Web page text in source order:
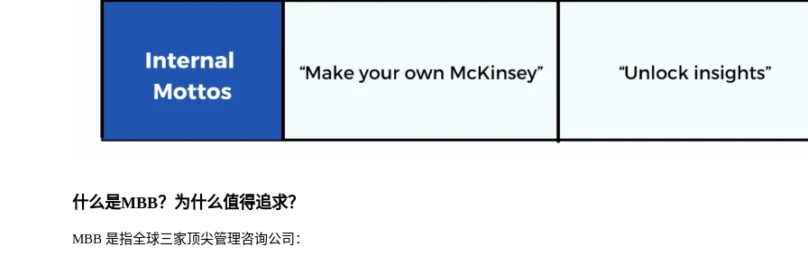
什么是MBB？为什么值得追求？
MBB 是指全球三家顶尖管理咨询公司：